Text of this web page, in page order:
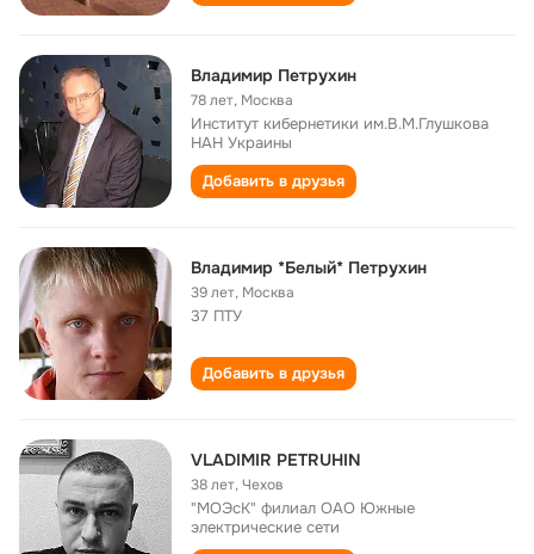
Владимир Петрухин
78 лет, Москва
Институт кибернетики им.В.М.Глушкова
НАН Украины
Добавить в друзья
Владимир *Белый* Петрухин
39 лет, Москва
37 ПТУ
Добавить в друзья
VLADIMIR PETRUHIN
38 лет,Чехов
"МОЭсК" филиал ОАО Южные
электрические сети